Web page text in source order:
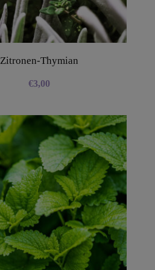
Zitronen-Thymian
€3,00